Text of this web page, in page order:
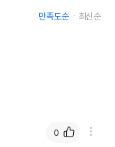
만족도순 최신순
0